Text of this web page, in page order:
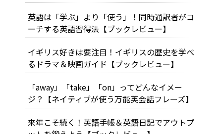
英語は「学ぶ」より「使う」！同時通訳者がコ
ーチする英語習得法【ブックレビュー】
イギリス好きは要注目！イギリスの歴史を学べ
るドラマ＆映画ガイド【ブックレビュー】
「away」「take」「on」ってどんなイメー
ジ？【ネイティブが使う万能英会話フレーズ】
来年こそ続く！英語手帳＆英語日記でアウトプ